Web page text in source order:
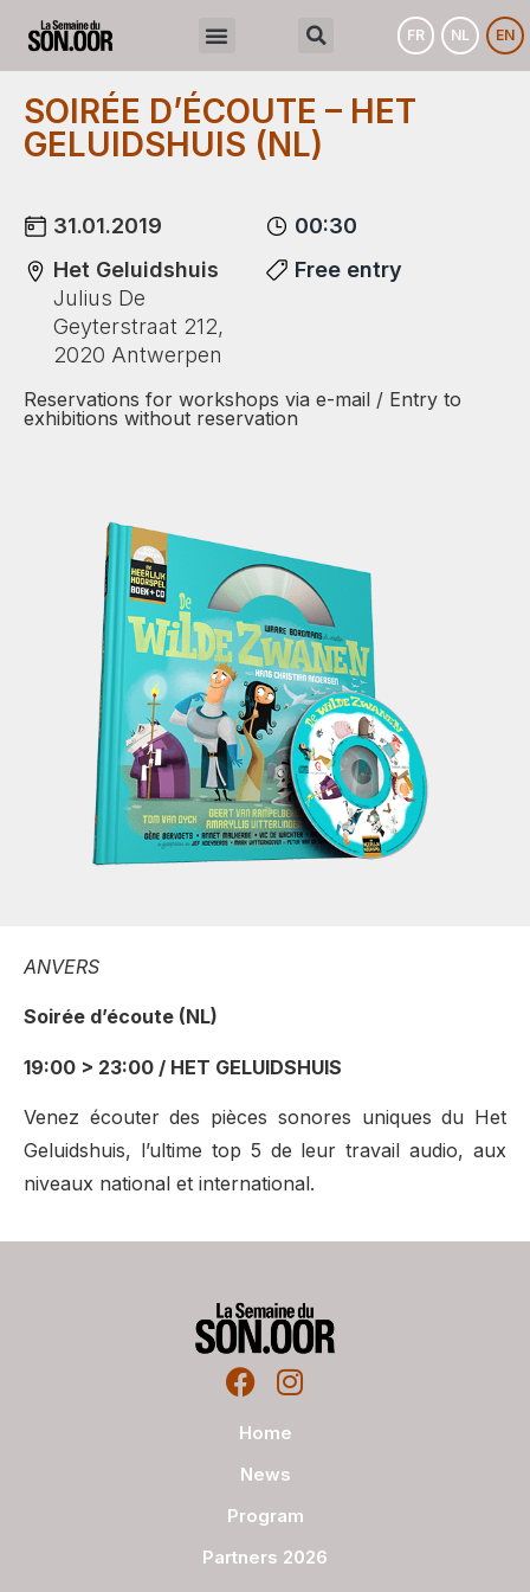
FR NL EN
SOIRÉE D’ÉCOUTE – HET
GELUIDSHUIS (NL)
31.01.2019
Het Geluidshuis
Julius De
Geyterstraat 212,
2020 Antwerpen
00:30
Free entry
Reservations for workshops via e-mail / Entry to
exhibitions without reservation
ANVERS
Soirée d’écoute (NL)
19:00 > 23:00 / HET GELUIDSHUIS
Venez écouter des pièces sonores uniques du Het
Geluidshuis, l’ultime top 5 de leur travail audio, aux
niveaux national et international.
Home
News
Program
Partners 2026